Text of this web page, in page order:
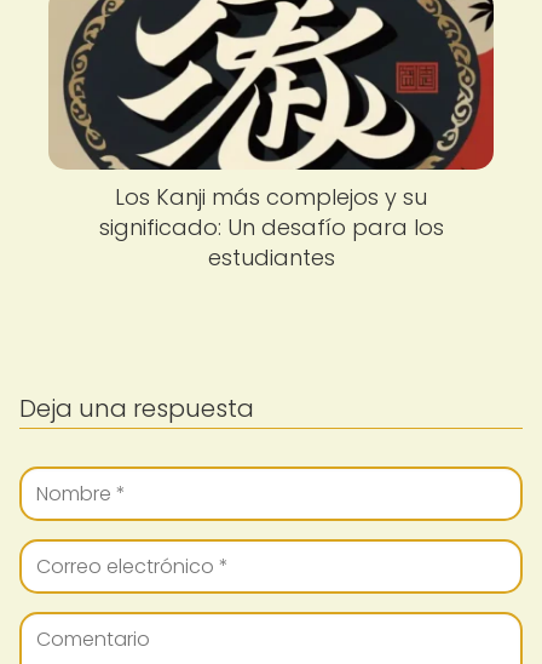
Los Kanji más complejos y su
significado: Un desafío para los
estudiantes
Deja una respuesta